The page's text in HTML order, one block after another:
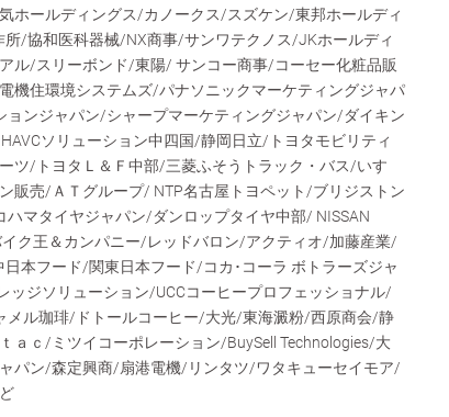
ホールディングス/カノークス/スズケン/東邦ホールディ
/協和医科器械/NX商事/サンワテクノス/JKホールディ
ル/スリーボンド/東陽/ サンコー商事/コーセー化粧品販
機住環境システムズ/パナソニックマーケティングジャパ
ョンジャパン/シャープマーケティングジャパン/ダイキン
ソリューション中四国/静岡日立/トヨタモビリティ
ツ/トヨタＬ＆Ｆ中部/三菱ふそうトラック・バス/いすゞ
販売/ＡＴグループ/ NTP名古屋トヨペット/ブリジストン
マタイヤジャパン/ダンロップタイヤ中部/ NISSAN
イク王＆カンパニー/レッドバロン/アクティオ/加藤産業/
本フード/関東日本フード/コカ･コーラ ボトラーズジャ
ッジソリューション/UCCコーヒープロフェッショナル/
メル珈琲/ドトールコーヒー/大光/東海澱粉/西原商会/静
ａｃ/ミツイコーポレーション/BuySell Technologies/大
パン/森定興商/扇港電機/リンタツ/ワタキューセイモア/